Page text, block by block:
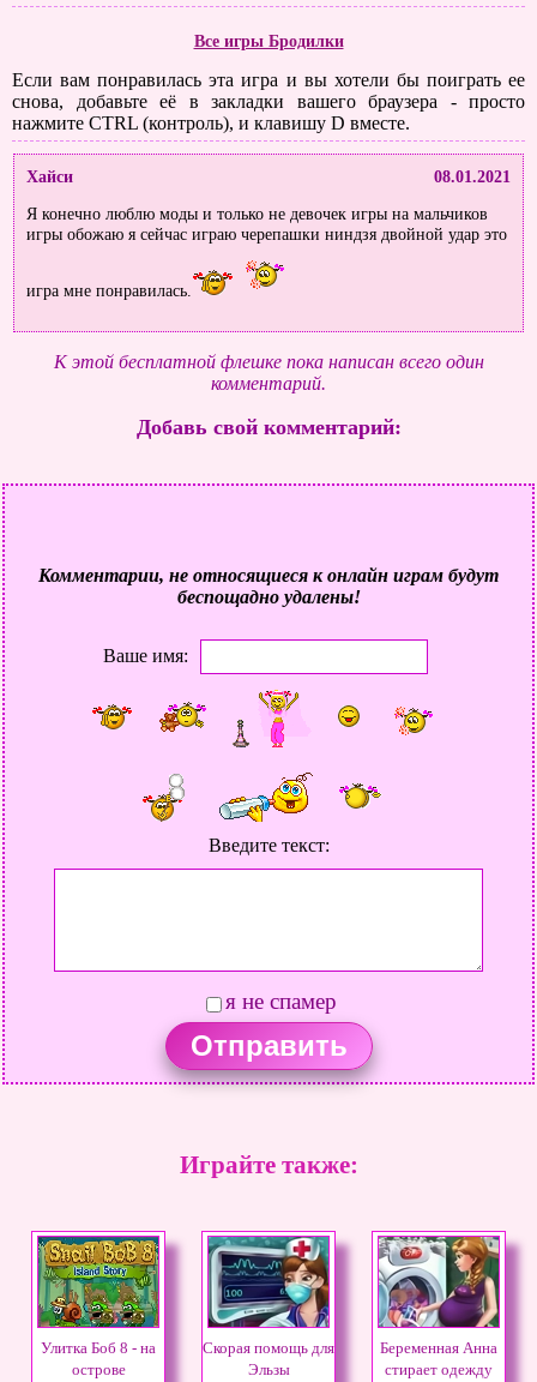
Все игры Бродилки
Если вам понравилась эта игра и вы хотели бы поиграть ее
снова, добавьте её в закладки вашего браузера - просто
нажмите CTRL (контроль), и клавишу D вместе.
Хайси
08.01.2021
Я конечно люблю моды и только не девочек игры на мальчиков
игры обожаю я сейчас играю черепашки ниндзя двойной удар это
игра мне понравилась.
К этой бесплатной флешке пока написан всего один
комментарий.
Добавь свой комментарий:
Комментарии, не относящиеся к онлайн играм будут
беспощадно удалены!
Ваше имя:
Введите текст:
я не спамер
Играйте также:
Улитка Боб 8 - на
острове
Скорая помощь для
Эльзы
Беременная Анна
стирает одежду